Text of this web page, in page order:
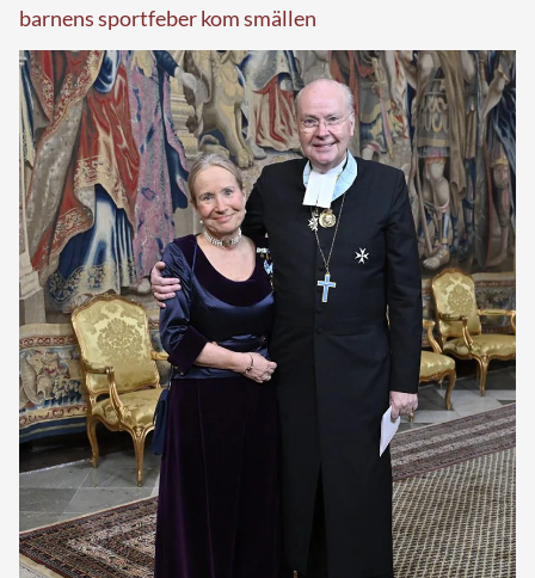
barnens sportfeber kom smällen